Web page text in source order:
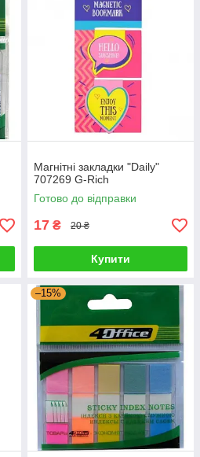
Магнітні закладки "Daily"
707269 G-Rich
Готово до відправки
17 ₴ 20 ₴
Купити
–15%